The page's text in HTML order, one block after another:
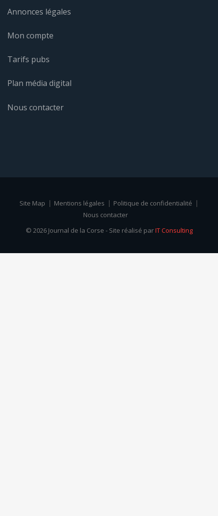
Annonces légales
Mon compte
Tarifs pubs
Plan média digital
Nous contacter
Site Map Mentions légales
Politique de confidentialité
Nous contacter
© 2026 Journal de la Corse - Site réalisé parIT Consulting